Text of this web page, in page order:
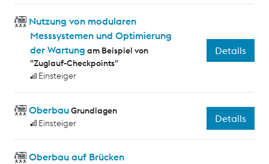
Nutzung von modularen
Messsystemen und Optimierung
der Wartung am Beispiel von
"Zuglauf-Checkpoints"
Einsteiger
Details
OberbauGrundlagen
Einsteiger
Details
Oberbau auf Brücken